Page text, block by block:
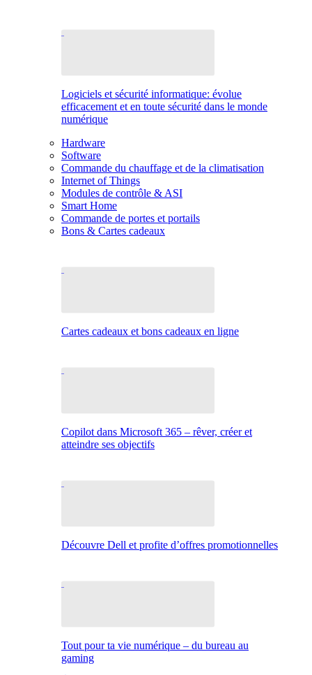
Logiciels et sécurité informatique: évolue
efficacement et en toute sécurité dans le monde
numérique
Hardware
Software
Commande du chauffage et de la climatisation
Internet of Things
Modules de contrôle & ASI
Smart Home
Commande de portes et portails
Bons & Cartes cadeaux
Cartes cadeaux et bons cadeaux en ligne
Copilot dans Microsoft 365 – rêver, créer et
atteindre ses objectifs
Découvre Dell et profite d’offres promotionnelles
Tout pour ta vie numérique – du bureau au
gaming